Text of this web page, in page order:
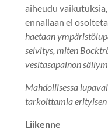
aiheudu
ennallaan ei
haetaan
selvitys, miten
vesitasapainon
Mahdollisessa
tarkoittamia
Liikenne